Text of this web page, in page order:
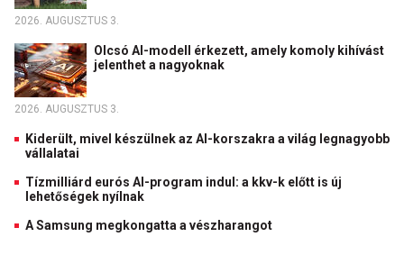
2026. AUGUSZTUS 3.
Olcsó AI-modell érkezett, amely komoly kihívást
jelenthet a nagyoknak
2026. AUGUSZTUS 3.
Kiderült, mivel készülnek az AI-korszakra a világ legnagyobb
vállalatai
Tízmilliárd eurós AI-program indul: a kkv-k előtt is új
lehetőségek nyílnak
A Samsung megkongatta a vészharangot